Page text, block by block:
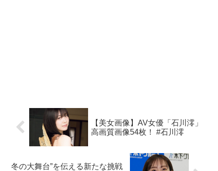
【美女画像】AV女優「石川澪」
高画質画像54枚！ #石川澪
冬の大舞台”を伝える新たな挑戦